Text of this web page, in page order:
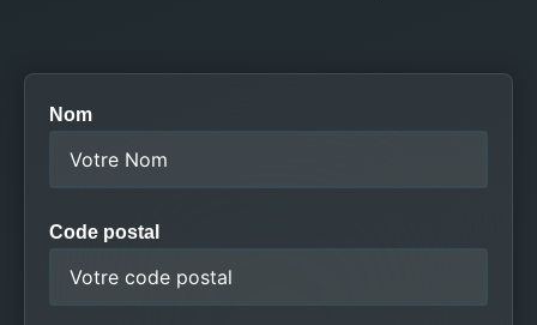
Nom
Code postal